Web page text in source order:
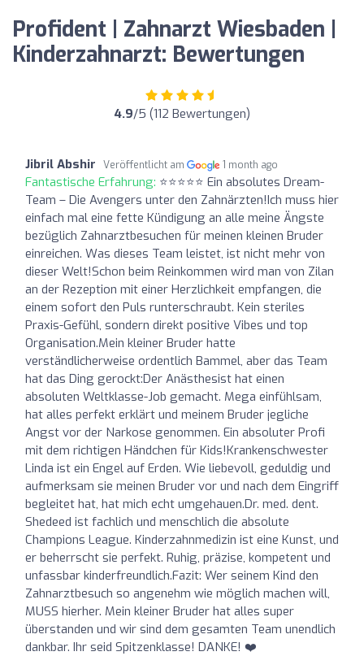
Profident | Zahnarzt Wiesbaden |
Kinderzahnarzt: Bewertungen
4.9/5 (112 Bewertungen)
Jibril Abshir Veröffentlicht am 1 month ago
Fantastische Erfahrung: ​⭐⭐⭐⭐⭐ Ein absolutes Dream-
Team – Die Avengers unter den Zahnärzten! ​Ich muss hier
einfach mal eine fette Kündigung an alle meine Ängste
bezüglich Zahnarztbesuchen für meinen kleinen Bruder
einreichen. Was dieses Team leistet, ist nicht mehr von
dieser Welt! ​Schon beim Reinkommen wird man von Zilan
an der Rezeption mit einer Herzlichkeit empfangen, die
einem sofort den Puls runterschraubt. Kein steriles
Praxis-Gefühl, sondern direkt positive Vibes und top
Organisation. ​Mein kleiner Bruder hatte
verständlicherweise ordentlich Bammel, aber das Team
hat das Ding gerockt: ​Der Anästhesist hat einen
absoluten Weltklasse-Job gemacht. Mega einfühlsam,
hat alles perfekt erklärt und meinem Bruder jegliche
Angst vor der Narkose genommen. Ein absoluter Profi
mit dem richtigen Händchen für Kids! ​Krankenschwester
Linda ist ein Engel auf Erden. Wie liebevoll, geduldig und
aufmerksam sie meinen Bruder vor und nach dem Eingriff
begleitet hat, hat mich echt umgehauen. ​Dr. med. dent.
Shedeed ist fachlich und menschlich die absolute
Champions League. Kinderzahnmedizin ist eine Kunst, und
er beherrscht sie perfekt. Ruhig, präzise, kompetent und
unfassbar kinderfreundlich. ​Fazit: Wer seinem Kind den
Zahnarztbesuch so angenehm wie möglich machen will,
MUSS hierher. Mein kleiner Bruder hat alles super
überstanden und wir sind dem gesamten Team unendlich
dankbar. Ihr seid Spitzenklasse! DANKE! ❤️